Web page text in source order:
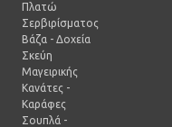
Πλατώ
Σερβιρίσματος
Βάζα - Δοχεία
Σκεύη
Μαγειρικής
Κανάτες -
Καράφες
Σουπλά -